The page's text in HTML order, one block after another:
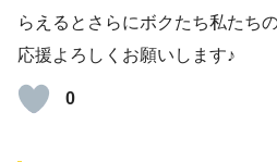
らえるとさらにボクたち私たち
応援よろしくお願いします♪
0